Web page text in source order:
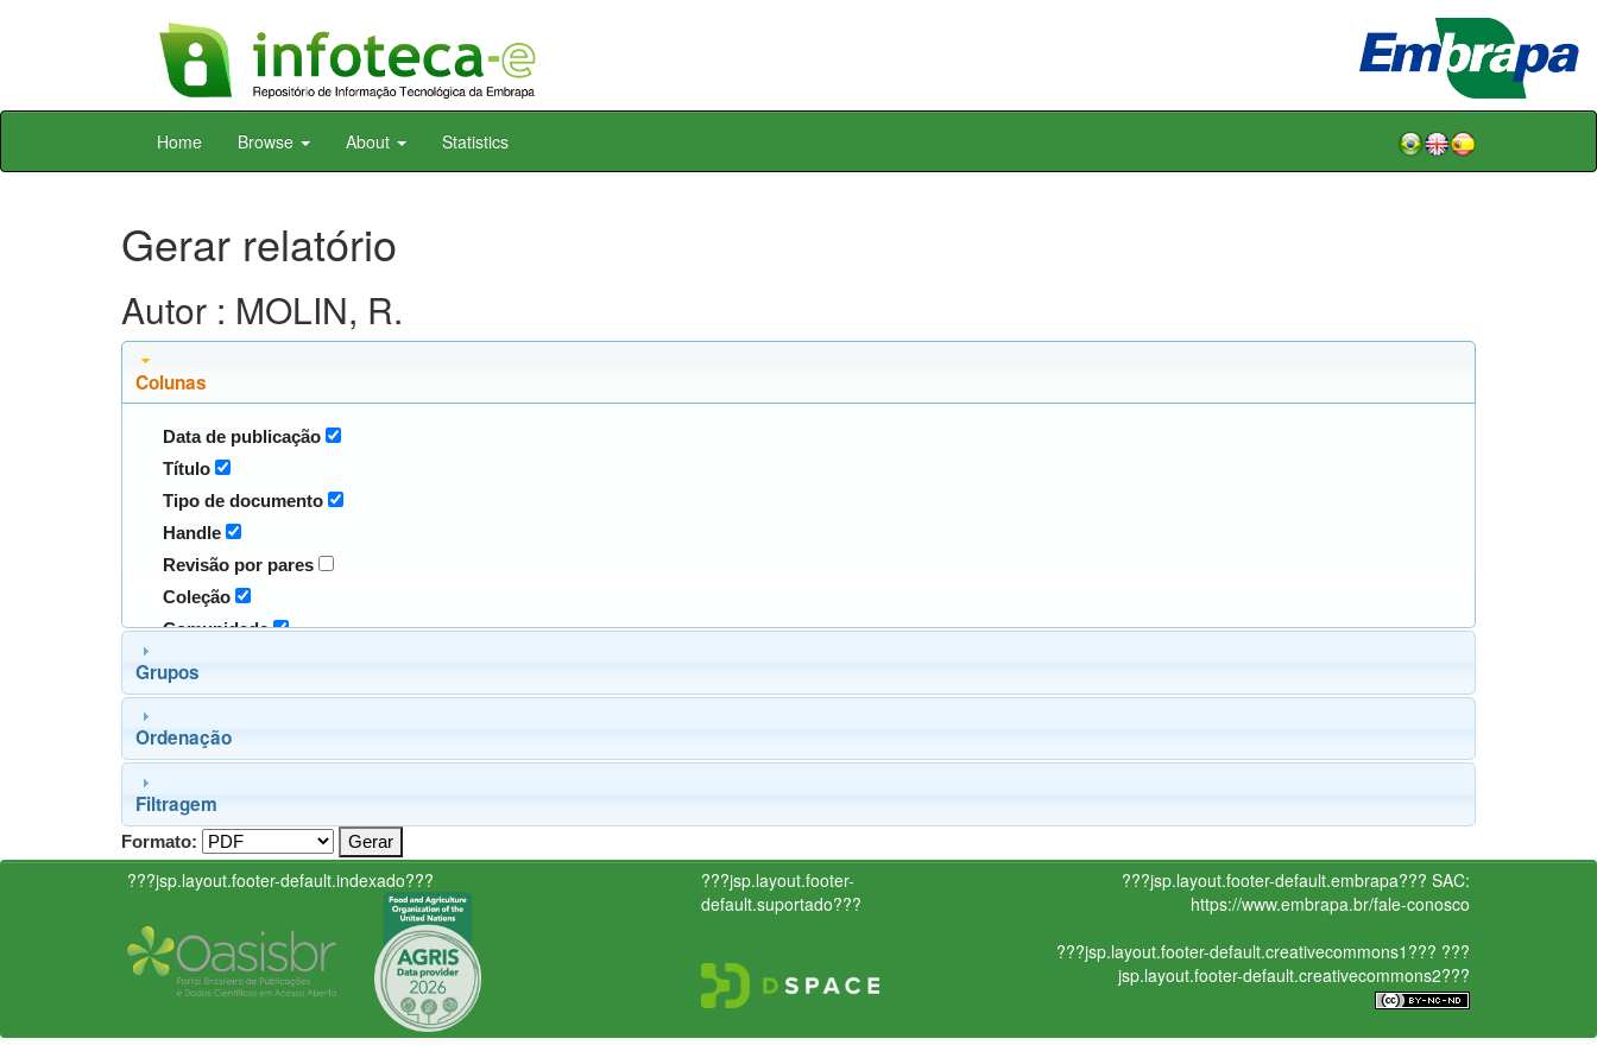
Skip
Home Browse About Statistics
Gerar relatório
Autor : MOLIN, R.
Colunas
Data de publicação
Título
Tipo de documento
Handle
Revisão por pares
Coleção
Comunidade
Grupos
Ordenação
Filtragem
Formato:
???jsp.layout.footer-default.indexado???
???jsp.layout.footer-
default.suportado???
???jsp.layout.footer-default.embrapa??? SAC:
https://www.embrapa.br/fale-conosco
???jsp.layout.footer-default.creativecommons1??? ???
jsp.layout.footer-default.creativecommons2???